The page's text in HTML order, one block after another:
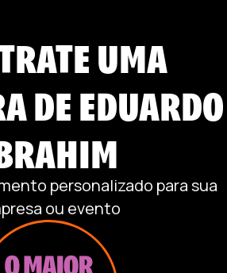
econômico
tal como a conhecemos.
UMA
DEEDUARDO
personalizado para sua
ou evento